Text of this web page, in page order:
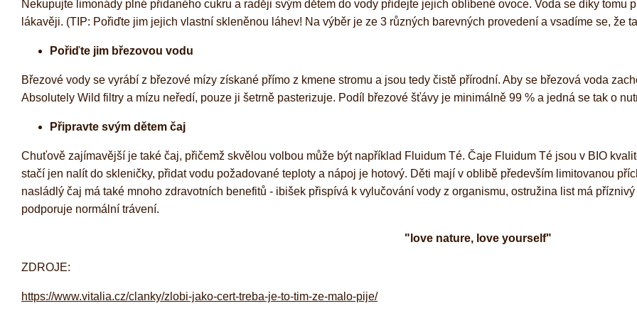
Nekupujte limonády plné přidaného cukru a raději svým dětem do vody přidejte jejich oblíbené ovoce. Voda se díky tomu
lákavěji. (TIP: Pořiďte jim jejich vlastní skleněnou láhev! Na výběr je ze 3 různých barevných provedení a vsadíme se, že
Pořiďte jim březovou vodu
Březové vody se vyrábí z březové mízy získané přímo z kmene stromu a jsou tedy čistě přírodní. Aby se březová voda
Absolutely Wild filtry a mízu neředí, pouze ji šetrně pasterizuje. Podíl březové šťávy je minimálně 99 % a jedná se tak o
Připravte svým dětem čaj
Chuťově zajímavější je také čaj, přičemž skvělou volbou může být například Fluidum Té. Čaje Fluidum Té jsou v BIO
stačí jen nalít do skleničky, přidat vodu požadované teploty a nápoj je hotový. Děti mají v oblibě především limitovanou
nasládlý čaj má také mnoho zdravotních benefitů - ibišek přispívá k vylučování vody z organismu, ostružina list má
podporuje normální trávení.
"love nature, love yourself"
ZDROJE:
https://www.vitalia.cz/clanky/zlobi-jako-cert-treba-je-to-tim-ze-malo-pije/